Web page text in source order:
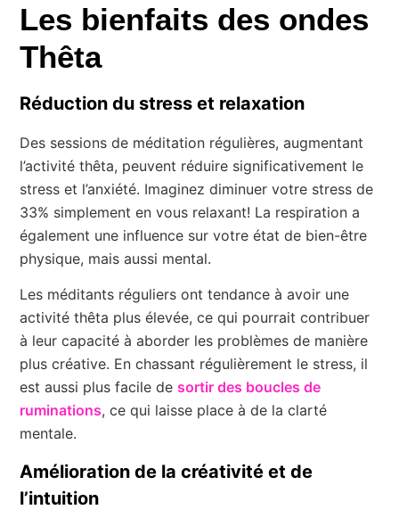
Les bienfaits des ondes
Thêta
Réduction du stress et relaxation
Des sessions de méditation régulières, augmentant
l’activité thêta, peuvent réduire significativement le
stress et l’anxiété. Imaginez diminuer votre stress de
33% simplement en vous relaxant! La respiration a
également une influence sur votre état de bien-être
physique, mais aussi mental.
Les méditants réguliers ont tendance à avoir une
activité thêta plus élevée, ce qui pourrait contribuer
à leur capacité à aborder les problèmes de manière
plus créative. En chassant régulièrement le stress, il
est aussi plus facile desortir des boucles de
ruminations, ce qui laisse place à de la clarté
mentale.
Amélioration de la créativité et de
l’intuition